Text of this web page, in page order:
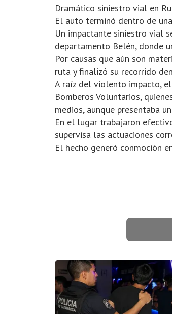
Dramático siniestro vial en
El auto terminó dentro de
Un impactante siniestro vial
departamento Belén, donde
Por causas que aún son
ruta y finalizó su recorrido
A raíz del violento impacto,
Bomberos Voluntarios,
medios, aunque presentaba
En el lugar trabajaron
supervisa las actuaciones
El hecho generó conmoción